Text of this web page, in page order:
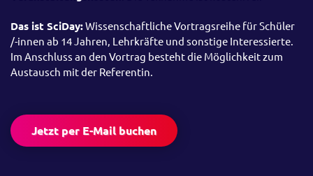
Das ist SciDay:Wissenschaftliche Vortragsreihe für Schüler
/-innen ab 14 Jahren, Lehrkräfte und sonstige Interessierte.
Im Anschluss an den Vortrag besteht die Möglichkeit zum
Austausch mit der Referentin.
Jetzt per E-Mail buchen